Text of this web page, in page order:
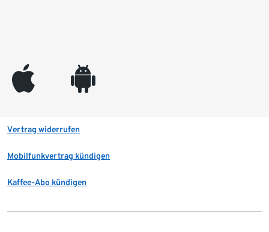
appleinc android
Vertrag widerrufen
Mobilfunkvertrag kündigen
Kaffee-Abo kündigen